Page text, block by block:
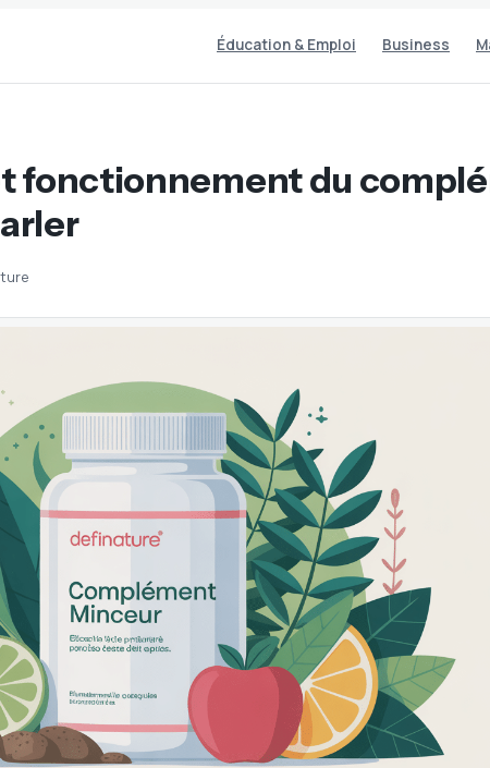
Éducation & Emploi Business
fonctionnement du